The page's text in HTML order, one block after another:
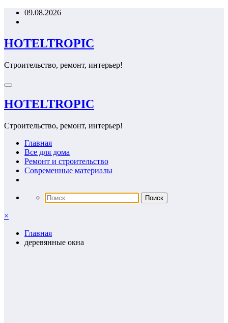
Перейти09.08.2026
HOTELTROPIC
Строительство, ремонт, интерьер!
HOTELTROPIC
Строительство, ремонт, интерьер!
Главная
Все для дома
Ремонт и строительство
Современные материалы
×
Главная
деревянные окна